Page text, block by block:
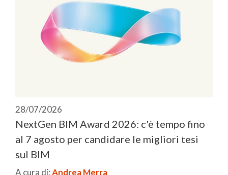
28/07/2026
NextGen BIM Award 2026: c'è tempo fino
al 7 agosto per candidare le migliori tesi
sul BIM
A cura di:Andrea Merra